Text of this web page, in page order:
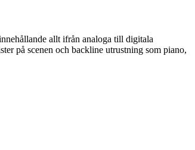
allt ifrån analoga till digitala
på scenen och backline utrustning som piano,